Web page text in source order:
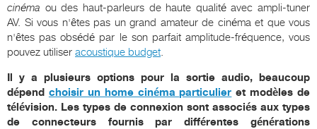
cinéma ou des haut-parleurs de haute qualité avec ampli-tuner
AV. Si vous n'êtes pas un grand amateur de cinéma et que vous
n'êtes pas obsédé par le son parfait amplitude-fréquence, vous
pouvez utiliser acoustique budget.
Il y a plusieurs options pour la sortie audio, beaucoup
dépend choisir un home cinéma particulier et modèles de
télévision. Les types de connexion sont associés aux types
de connecteurs fournis par différentes générations